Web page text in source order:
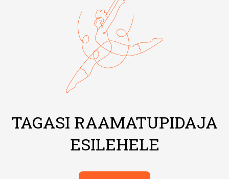
TAGASI RAAMATUPIDAJA
ESILEHELE